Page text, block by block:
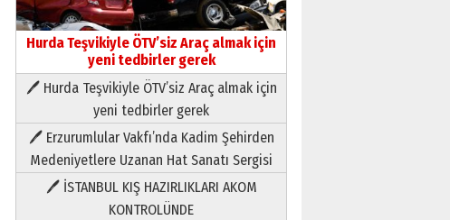
Hurda Teşvikiyle ÖTV’siz Araç almak için
yeni tedbirler gerek
🖊 Hurda Teşvikiyle ÖTV’siz Araç almak için
yeni tedbirler gerek
🖊 Erzurumlular Vakfı’nda Kadim Şehirden
Medeniyetlere Uzanan Hat Sanatı Sergisi
🖊 İSTANBUL KIŞ HAZIRLIKLARI AKOM
KONTROLÜNDE
Neşat YALÇIN
Paranın Aile Kültüründeki Yeri
03 Ağustos 2026 Pazartesi
Yıldırım Gündoğdu